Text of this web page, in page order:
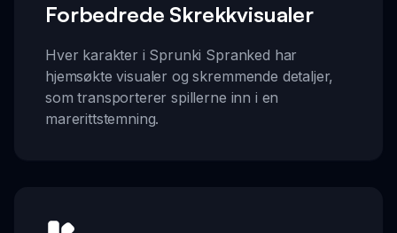
Forbedrede Skrekkvisualer
Hver karakter i Sprunki Spranked har
hjemsøkte visualer og skremmende detaljer,
som transporterer spillerne inn i en
marerittstemning.